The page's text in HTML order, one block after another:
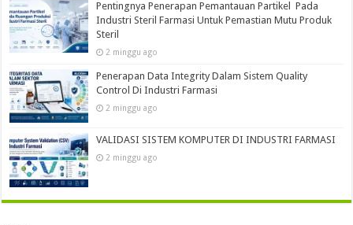
Pentingnya Penerapan Pemantauan Partikel Pada
Industri Steril Farmasi Untuk Pemastian Mutu Produk
Steril
2 minggu ago
Penerapan Data Integrity Dalam Sistem Quality
Control Di Industri Farmasi
2 minggu ago
VALIDASI SISTEM KOMPUTER DI INDUSTRI FARMASI
2 minggu ago